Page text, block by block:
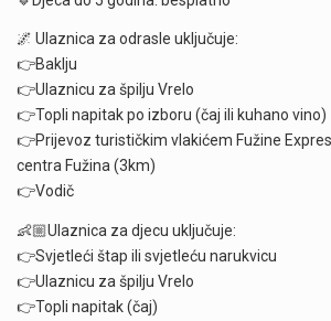
🌌 Ulaznica za odrasle uključuje:
👉Baklju
👉Ulaznicu za špilju Vrelo
👉Topli napitak po izboru (čaj ili kuhano vino)
👉Prijevoz turističkim vlakićem Fužine
centra Fužina (3km)
👉Vodič
👶🏼Ulaznica za djecu uključuje:
👉Svjetleći štap ili svjetleću narukvicu
👉Ulaznicu za špilju Vrelo
👉Topli napitak (čaj)